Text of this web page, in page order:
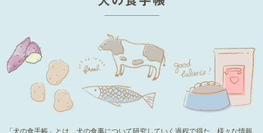
「犬の食手帳」とは、犬の食事について研究していく過程で得た、様々な情報